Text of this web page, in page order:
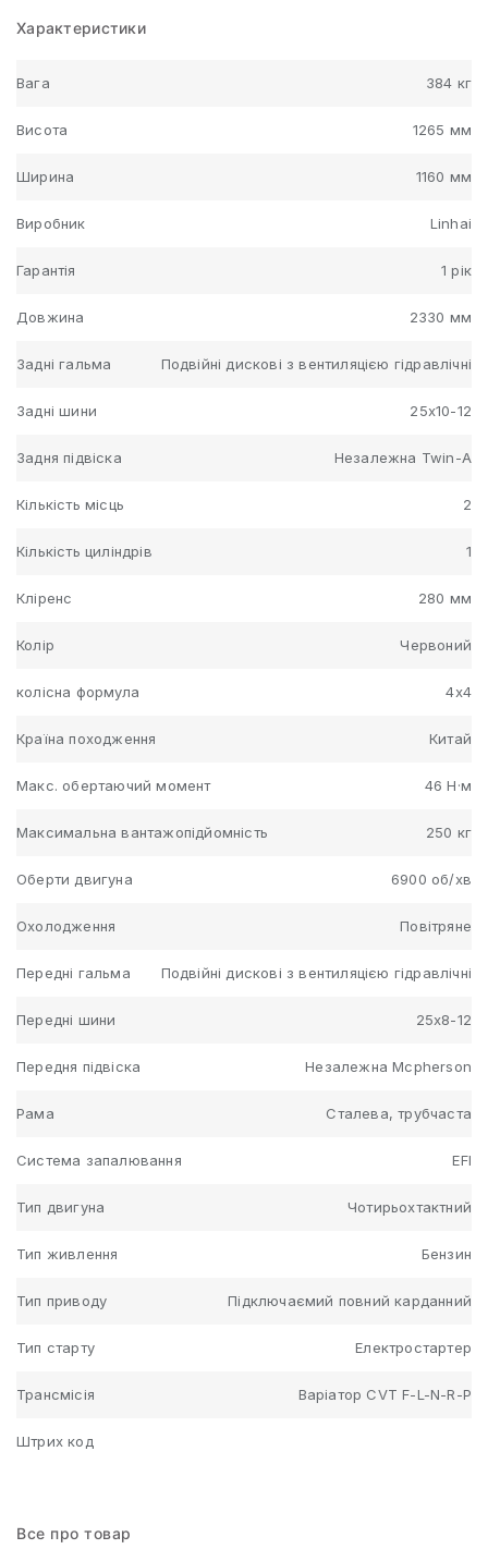
Характеристики
Вага 384 кг
Висота 1265 мм
Ширина 1160 мм
Виробник Linhai
Гарантія 1 рік
Довжина 2330 мм
Задні гальма Подвійні дискові з вентиляцією гідравлічні
Задні шини 25х10-12
Задня підвіска Незалежна Twin-A
Кількість місць 2
Кількість циліндрів 1
Кліренс 280 мм
Колір Червоний
колісна формула 4x4
Країна походження Китай
Макс. обертаючий момент 46 Н·м
Максимальна вантажопідйомність 250 кг
Оберти двигуна 6900 об/хв
Охолодження Повітряне
Передні гальма Подвійні дискові з вентиляцією гідравлічні
Передні шини 25х8-12
Передня підвіска Незалежна Mcpherson
Рама Сталева, трубчаста
Система запалювання EFI
Тип двигуна Чотирьохтактний
Тип живлення Бензин
Тип приводу Підключаємий повний карданний
Тип старту Електростартер
Трансмісія Варіатор CVT F-L-N-R-P
Штрих код
Все про товар